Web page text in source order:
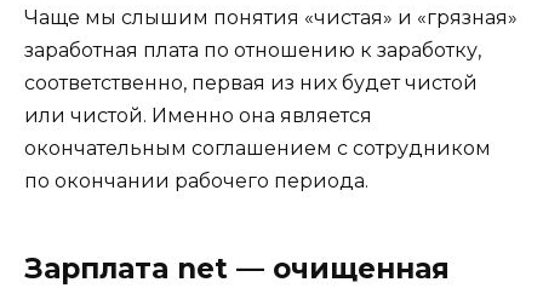
Чаще мы слышим понятия «чистая» и «грязная»
заработная плата по отношению к заработку,
соответственно, первая из них будет чистой
или чистой. Именно она является
окончательным соглашением с сотрудником
по окончании рабочего периода.
Зарплата net — очищенная